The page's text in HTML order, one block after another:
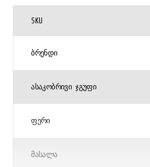
SKU
ᲑᲠᲔᲜᲓᲘ
ᲐᲡᲐᲙᲝᲑᲠᲘᲕᲘ ᲯᲒᲣᲤᲘ
ᲤᲔᲠᲘ
ᲛᲐᲡᲐᲚᲐ